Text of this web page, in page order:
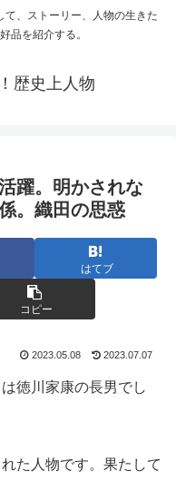
て、ストーリー、人物の生きた
品を紹介する。
歴史上人物
躍。明かされな
。織田の思惑
はてブ
コピー
2023.05.08 2023.07.07
徳川家康の長男でし
た人物です。果たして